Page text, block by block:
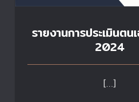
รายงานการประเมินตน
2024
[…]